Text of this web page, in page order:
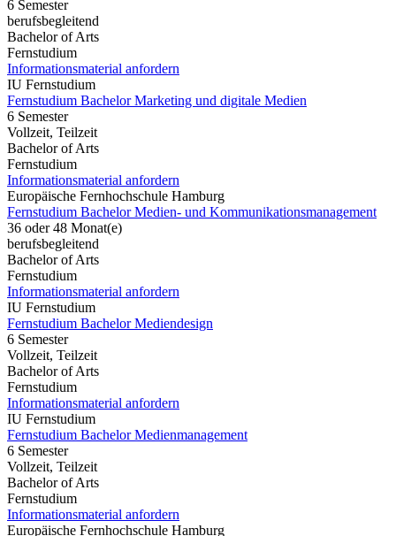
6 Semester
berufsbegleitend
Bachelor of Arts
Fernstudium
Informationsmaterial anfordern
IU Fernstudium
Fernstudium Bachelor Marketing und digitale Medien
6 Semester
Vollzeit, Teilzeit
Bachelor of Arts
Fernstudium
Informationsmaterial anfordern
Europäische Fernhochschule Hamburg
Fernstudium Bachelor Medien- und Kommunikationsmanagement
36 oder 48 Monat(e)
berufsbegleitend
Bachelor of Arts
Fernstudium
Informationsmaterial anfordern
IU Fernstudium
Fernstudium Bachelor Mediendesign
6 Semester
Vollzeit, Teilzeit
Bachelor of Arts
Fernstudium
Informationsmaterial anfordern
IU Fernstudium
Fernstudium Bachelor Medienmanagement
6 Semester
Vollzeit, Teilzeit
Bachelor of Arts
Fernstudium
Informationsmaterial anfordern
Europäische Fernhochschule Hamburg